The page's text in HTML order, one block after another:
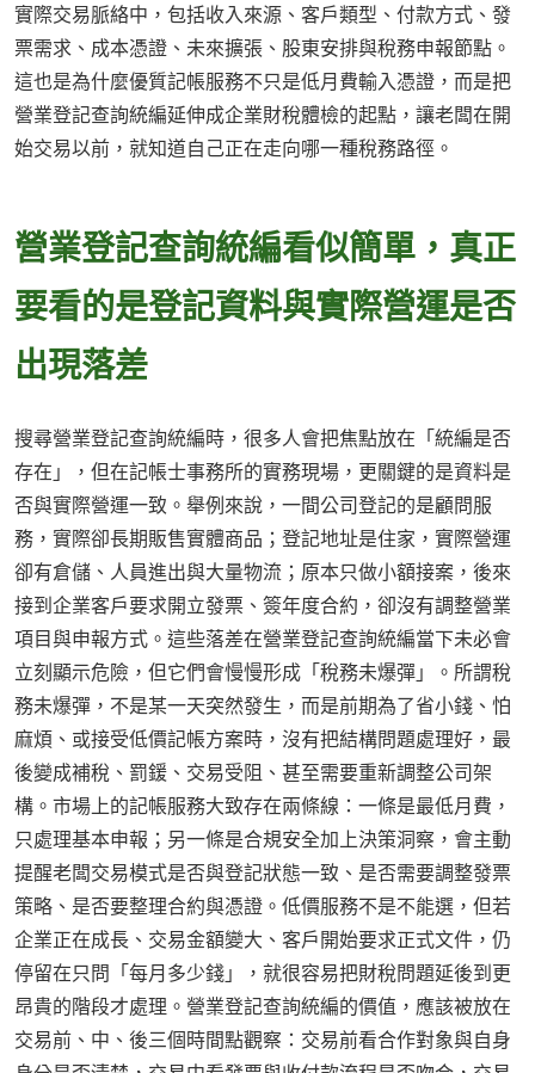
實際交易脈絡中，包括收入來源、客戶類型、付款方式、發
票需求、成本憑證、未來擴張、股東安排與稅務申報節點。
這也是為什麼優質記帳服務不只是低月費輸入憑證，而是把
營業登記查詢統編延伸成企業財稅體檢的起點，讓老闆在開
始交易以前，就知道自己正在走向哪一種稅務路徑。
營業登記查詢統編看似簡單，真正
要看的是登記資料與實際營運是否
出現落差
搜尋營業登記查詢統編時，很多人會把焦點放在「統編是否
存在」，但在記帳士事務所的實務現場，更關鍵的是資料是
否與實際營運一致。舉例來說，一間公司登記的是顧問服
務，實際卻長期販售實體商品；登記地址是住家，實際營運
卻有倉儲、人員進出與大量物流；原本只做小額接案，後來
接到企業客戶要求開立發票、簽年度合約，卻沒有調整營業
項目與申報方式。這些落差在營業登記查詢統編當下未必會
立刻顯示危險，但它們會慢慢形成「稅務未爆彈」。所謂稅
務未爆彈，不是某一天突然發生，而是前期為了省小錢、怕
麻煩、或接受低價記帳方案時，沒有把結構問題處理好，最
後變成補稅、罰鍰、交易受阻、甚至需要重新調整公司架
構。市場上的記帳服務大致存在兩條線：一條是最低月費，
只處理基本申報；另一條是合規安全加上決策洞察，會主動
提醒老闆交易模式是否與登記狀態一致、是否需要調整發票
策略、是否要整理合約與憑證。低價服務不是不能選，但若
企業正在成長、交易金額變大、客戶開始要求正式文件，仍
停留在只問「每月多少錢」，就很容易把財稅問題延後到更
昂貴的階段才處理。營業登記查詢統編的價值，應該被放在
交易前、中、後三個時間點觀察：交易前看合作對象與自身